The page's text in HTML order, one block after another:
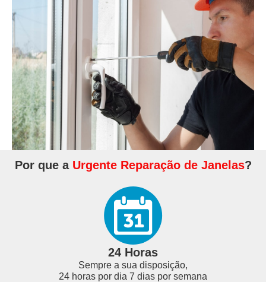
Por que a Urgente Reparação de Janelas?
24 Horas
Sempre a sua disposição,
24 horas por dia 7 dias por semana